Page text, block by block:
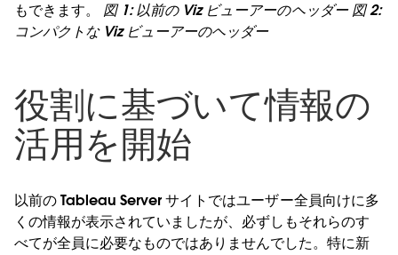
もできます。 図 1: 以前の Viz ビューアーのヘッダー 図 2:
コンパクトな Viz ビューアーのヘッダー
役割に基づいて情報の
活用を開始
以前の Tableau Server サイトではユーザー全員向けに多
くの情報が表示されていましたが、必ずしもそれらのす
べてが全員に必要なものではありませんでした。特に新